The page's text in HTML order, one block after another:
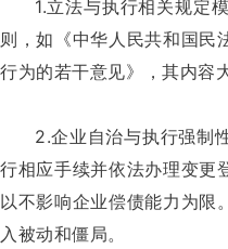
1.立法与执行相关规定
则，如《中华人民共和国民
行为的若干意见》，其内容
2.企业自治与执行强制
行相应手续并依法办理变更
以不影响企业偿债能力为限
入被动和僵局。